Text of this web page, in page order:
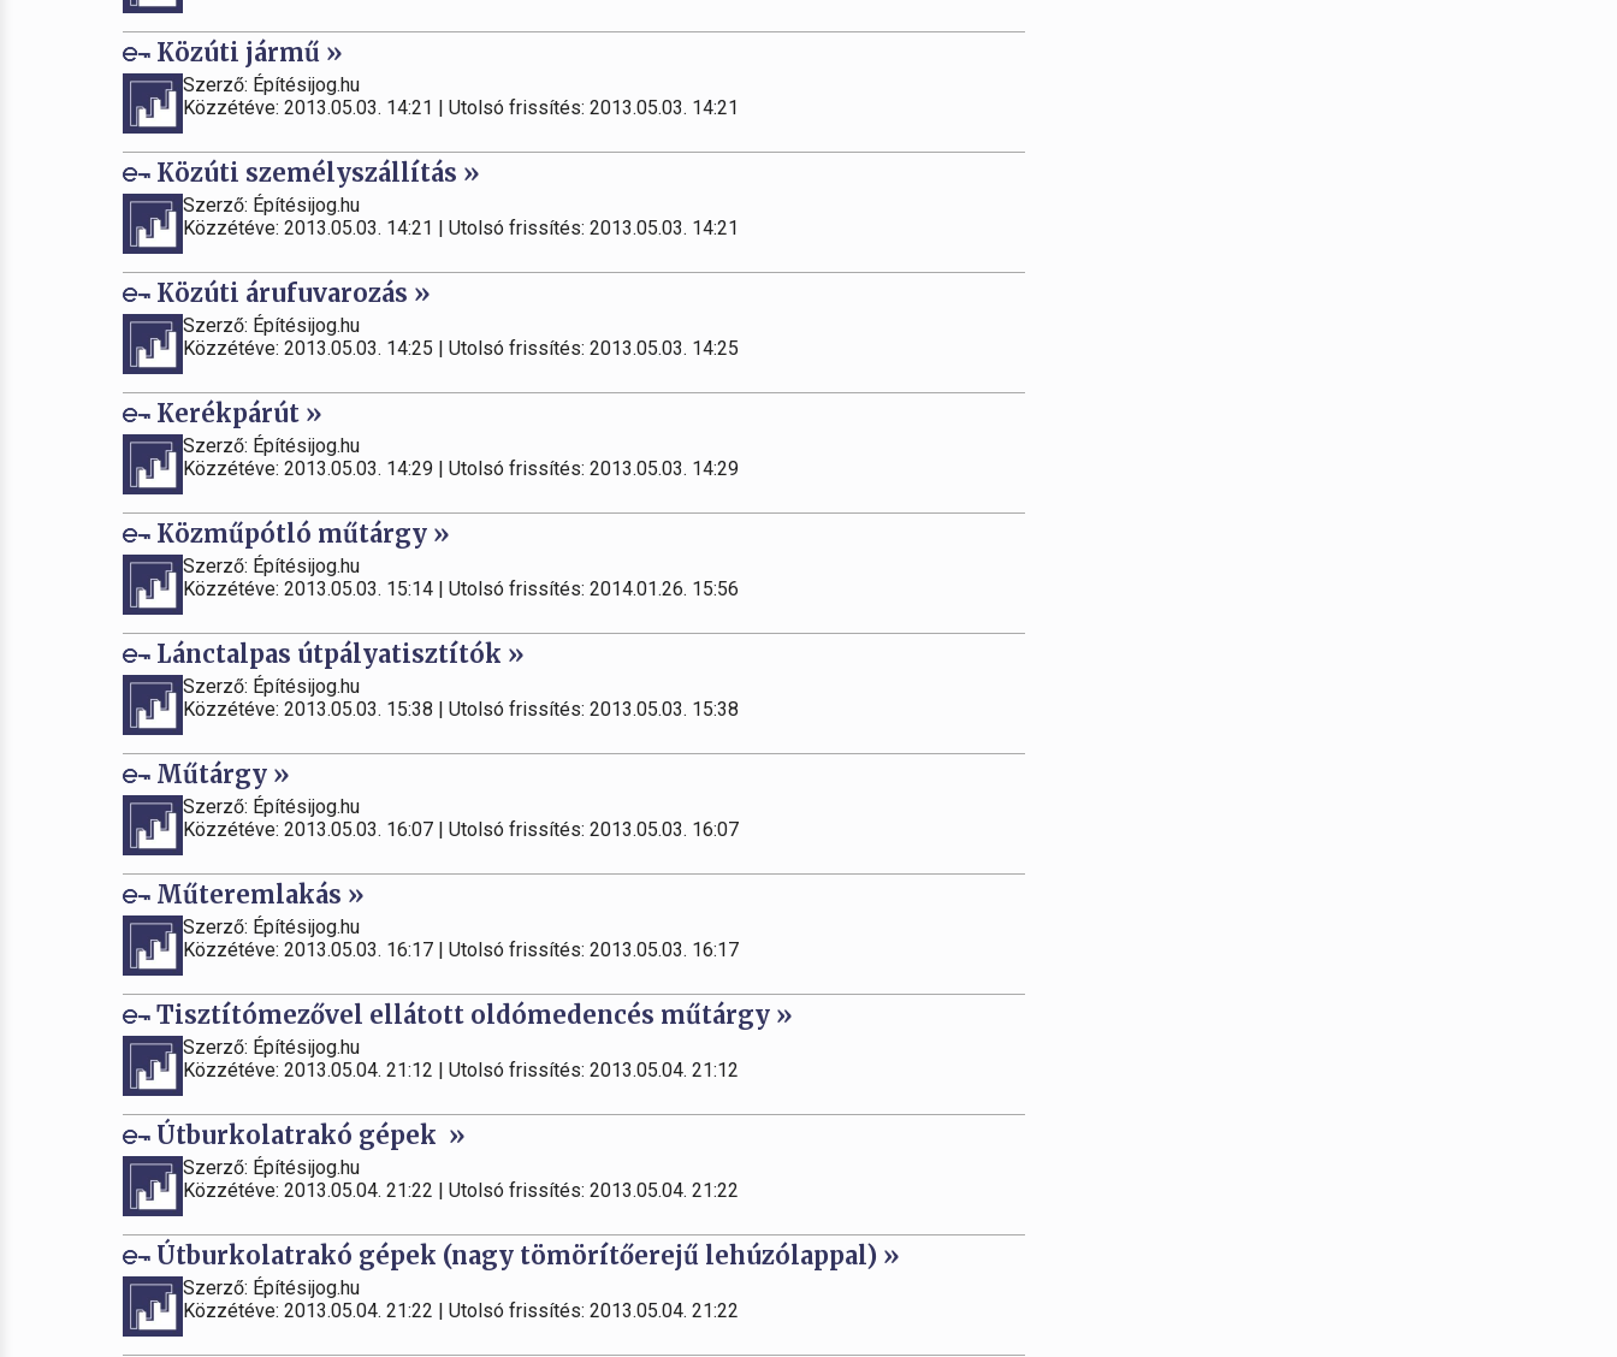
Közúti jármű »
Szerző: Építésijog.hu
Közzétéve: 2013.05.03. 14:21 | Utolsó frissítés: 2013.05.03. 14:21
Közúti személyszállítás »
Szerző: Építésijog.hu
Közzétéve: 2013.05.03. 14:21 | Utolsó frissítés: 2013.05.03. 14:21
Közúti árufuvarozás »
Szerző: Építésijog.hu
Közzétéve: 2013.05.03. 14:25 | Utolsó frissítés: 2013.05.03. 14:25
Kerékpárút »
Szerző: Építésijog.hu
Közzétéve: 2013.05.03. 14:29 | Utolsó frissítés: 2013.05.03. 14:29
Közműpótló műtárgy »
Szerző: Építésijog.hu
Közzétéve: 2013.05.03. 15:14 | Utolsó frissítés: 2014.01.26. 15:56
Lánctalpas útpályatisztítók »
Szerző: Építésijog.hu
Közzétéve: 2013.05.03. 15:38 | Utolsó frissítés: 2013.05.03. 15:38
Műtárgy »
Szerző: Építésijog.hu
Közzétéve: 2013.05.03. 16:07 | Utolsó frissítés: 2013.05.03. 16:07
Műteremlakás »
Szerző: Építésijog.hu
Közzétéve: 2013.05.03. 16:17 | Utolsó frissítés: 2013.05.03. 16:17
Tisztítómezővel ellátott oldómedencés műtárgy »
Szerző: Építésijog.hu
Közzétéve: 2013.05.04. 21:12 | Utolsó frissítés: 2013.05.04. 21:12
Útburkolatrakó gépek »
Szerző: Építésijog.hu
Közzétéve: 2013.05.04. 21:22 | Utolsó frissítés: 2013.05.04. 21:22
Útburkolatrakó gépek (nagy tömörítőerejű lehúzólappal) »
Szerző: Építésijog.hu
Közzétéve: 2013.05.04. 21:22 | Utolsó frissítés: 2013.05.04. 21:22